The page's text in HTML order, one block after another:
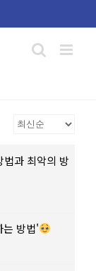
과 최악의 방
는 방법'